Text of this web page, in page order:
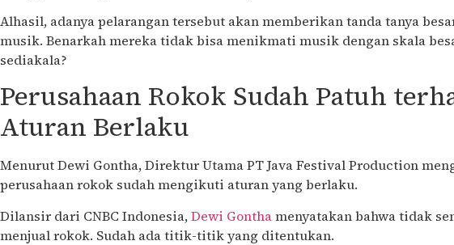
Alhasil, adanya pelarangan tersebut akan memberikan tanda tanya
musik. Benarkah mereka tidak bisa menikmati musik dengan skala
sediakala?
Perusahaan Rokok Sudah Patuh
Aturan Berlaku
Menurut Dewi Gontha, Direktur Utama PT Java Festival Production
perusahaan rokok sudah mengikuti aturan yang berlaku.
Dilansir dari CNBC Indonesia,Dewi Gonthamenyatakan bahwa tidak
menjual rokok. Sudah ada titik-titik yang ditentukan.